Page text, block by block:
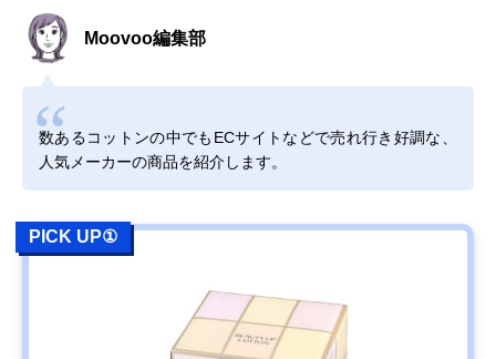
Moovoo編集部
数あるコットンの中でもECサイトなどで売れ行き好調な、
人気メーカーの商品を紹介します。
PICK UP①